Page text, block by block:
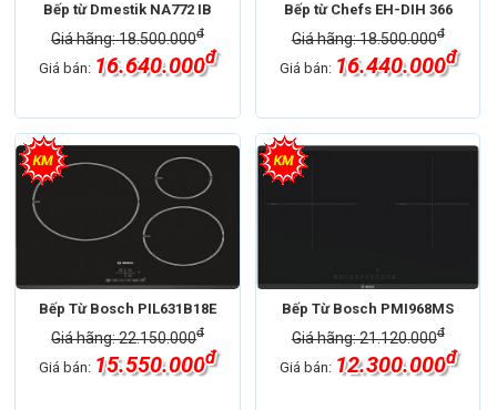
Bếp từ Dmestik NA772 IB
Giá hãng: 18.500.000đ
Giá bán: 16.640.000đ
Bếp từ Chefs EH-DIH 366
Giá hãng: 18.500.000đ
Giá bán: 16.440.000đ
Bếp Từ Bosch PIL631B18E
Giá hãng: 22.150.000đ
Giá bán: 15.550.000đ
Bếp Từ Bosch PMI968MS
Giá hãng: 21.120.000đ
Giá bán: 12.300.000đ